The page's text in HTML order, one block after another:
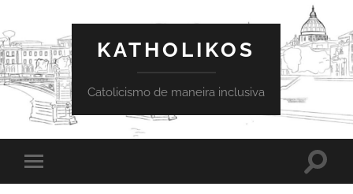
KATHOLIKOS
Catolicismo de maneira inclusiva
Toggle
mobile
Toggle